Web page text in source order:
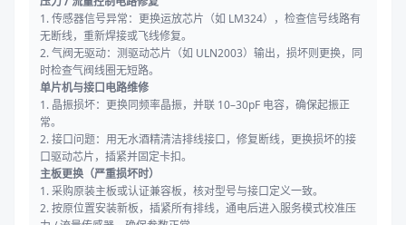
1. 传感器信号异常：更换运放芯片（如 LM324），检查信号线路有
无断线，重新焊接或飞线修复。
2. 气阀无驱动：测驱动芯片（如 ULN2003）输出，损坏则更换，同
时检查气阀线圈无短路。
单片机与接口电路维修
1. 晶振损坏：更换同频率晶振，并联 10–30pF 电容，确保起振正
常。
2. 接口问题：用无水酒精清洁排线接口，修复断线，更换损坏的接
口驱动芯片，插紧并固定卡扣。
主板更换（严重损坏时）
1. 采购原装主板或认证兼容板，核对型号与接口定义一致。
2. 按原位置安装新板，插紧所有排线，通电后进入服务模式校准压